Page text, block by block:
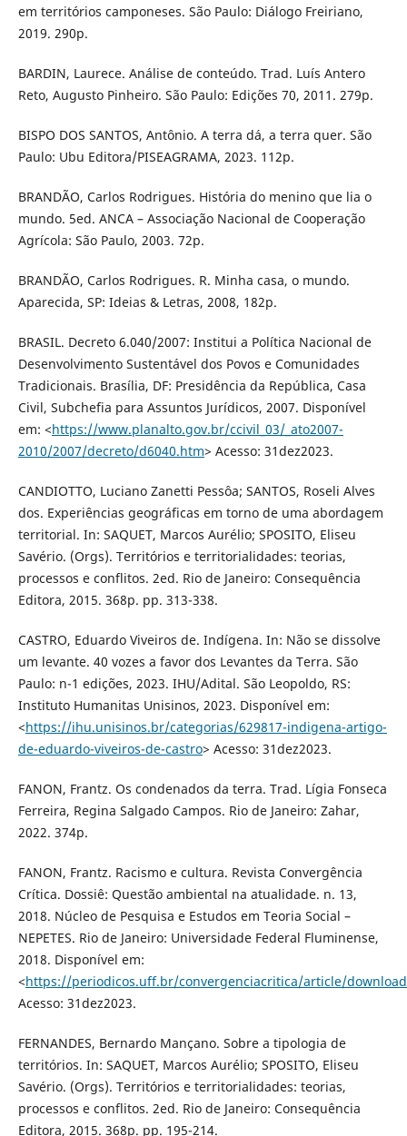
em territórios camponeses. São Paulo: Diálogo Freiriano,
2019. 290p.
BARDIN, Laurece. Análise de conteúdo. Trad. Luís Antero
Reto, Augusto Pinheiro. São Paulo: Edições 70, 2011. 279p.
BISPO DOS SANTOS, Antônio. A terra dá, a terra quer. São
Paulo: Ubu Editora/PISEAGRAMA, 2023. 112p.
BRANDÃO, Carlos Rodrigues. História do menino que lia o
mundo. 5ed. ANCA – Associação Nacional de Cooperação
Agrícola: São Paulo, 2003. 72p.
BRANDÃO, Carlos Rodrigues. R. Minha casa, o mundo.
Aparecida, SP: Ideias & Letras, 2008, 182p.
BRASIL. Decreto 6.040/2007: Institui a Política Nacional de
Desenvolvimento Sustentável dos Povos e Comunidades
Tradicionais. Brasília, DF: Presidência da República, Casa
Civil, Subchefia para Assuntos Jurídicos, 2007. Disponível
em: <https://www.planalto.gov.br/ccivil_03/_ato2007-
2010/2007/decreto/d6040.htm> Acesso: 31dez2023.
CANDIOTTO, Luciano Zanetti Pessôa; SANTOS, Roseli Alves
dos. Experiências geográficas em torno de uma abordagem
territorial. In: SAQUET, Marcos Aurélio; SPOSITO, Eliseu
Savério. (Orgs). Territórios e territorialidades: teorias,
processos e conflitos. 2ed. Rio de Janeiro: Consequência
Editora, 2015. 368p. pp. 313-338.
CASTRO, Eduardo Viveiros de. Indígena. In: Não se dissolve
um levante. 40 vozes a favor dos Levantes da Terra. São
Paulo: n-1 edições, 2023. IHU/Adital. São Leopoldo, RS:
Instituto Humanitas Unisinos, 2023. Disponível em:
<https://ihu.unisinos.br/categorias/629817-indigena-artigo-
de-eduardo-viveiros-de-castro> Acesso: 31dez2023.
FANON, Frantz. Os condenados da terra. Trad. Lígia Fonseca
Ferreira, Regina Salgado Campos. Rio de Janeiro: Zahar,
2022. 374p.
FANON, Frantz. Racismo e cultura. Revista Convergência
Crítica. Dossiê: Questão ambiental na atualidade. n. 13,
2018. Núcleo de Pesquisa e Estudos em Teoria Social –
NEPETES. Rio de Janeiro: Universidade Federal Fluminense,
2018. Disponível em:
<https://periodicos.uff.br/convergenciacritica/article/
Acesso: 31dez2023.
FERNANDES, Bernardo Mançano. Sobre a tipologia de
territórios. In: SAQUET, Marcos Aurélio; SPOSITO, Eliseu
Savério. (Orgs). Territórios e territorialidades: teorias,
processos e conflitos. 2ed. Rio de Janeiro: Consequência
Editora, 2015. 368p. pp. 195-214.